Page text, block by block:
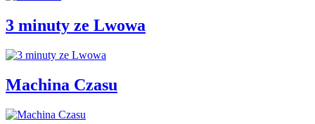
3 minuty ze Lwowa
Machina Czasu